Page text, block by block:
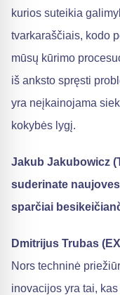
kurios suteikia
tvarkaraščiais, kodo
mūsų kūrimo
iš anksto spręsti
yra neįkainojama
kokybės lygį.
Jakub Jakubowicz
suderinate
sparčiai
Dmitrijus Trubas
Nors techninė
inovacijos yra tai,